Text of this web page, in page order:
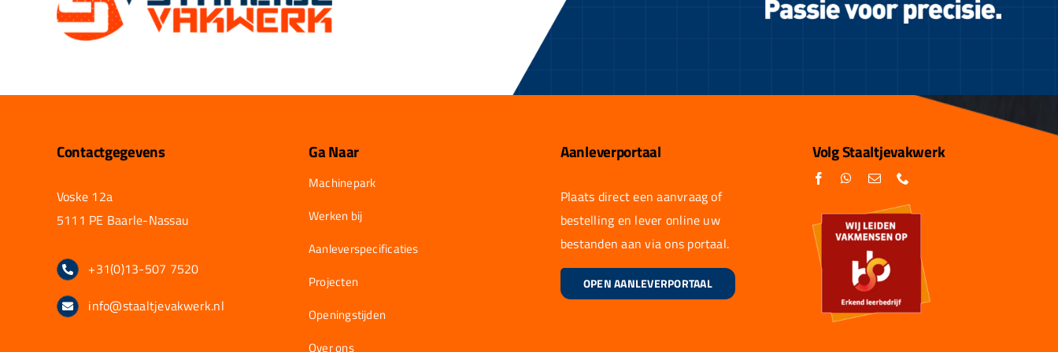
Contactgegevens
Voske 12a
5111 PE Baarle-Nassau
+31(0)13-507 7520
info@staaltjevakwerk.nl
Ga Naar
Machinepark
Werken bij
Aanleverspecificaties
Projecten
Openingstijden
Over ons
Aanleverportaal
Plaats direct een aanvraag of
bestelling en lever online uw
bestanden aan via ons portaal.
OPEN AANLEVERPORTAAL
Volg Staaltjevakwerk